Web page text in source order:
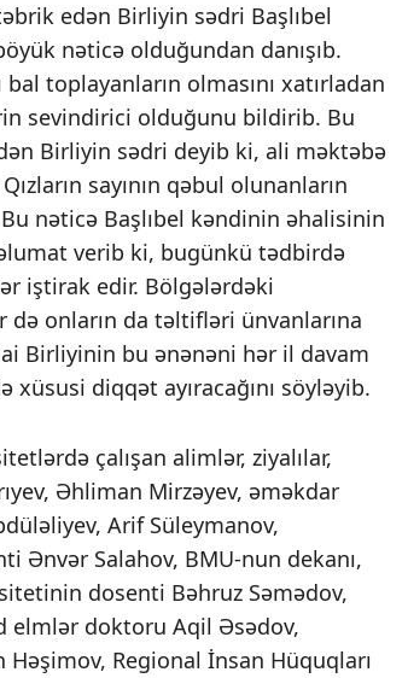
edən Birliyin sədri Başlıbel
nəticə olduğundan danışıb.
toplayanların olmasını xatırladan
sevindirici olduğunu bildirib. Bu
Birliyin sədri deyib ki, ali məktəbə
sayının qəbul olunanların
nəticə Başlıbel kəndinin əhalisinin
verib ki, bugünkü tədbirdə
iştirak edir. Bölgələrdəki
onların da təltifləri ünvanlarına
Birliyinin bu ənənəni hər il davam
diqqət ayıracağını söyləyib.
çalışan alimlər, ziyalılar,
Əhliman Mirzəyev, əməkdar
Arif Süleymanov,
Ənvər Salahov, BMU-nun dekanı,
dosenti Bəhruz Səmədov,
elmlər doktoru Aqil Əsədov,
Regional İnsan Hüquqları